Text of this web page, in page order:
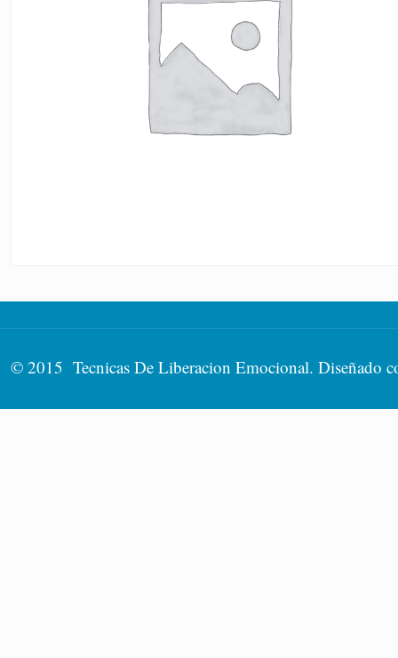
© 2015 Tecnicas De Liberacion Emocional. Diseñado